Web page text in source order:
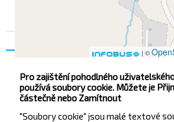
| ©
Каспляны
Каспляны-2
Podrobnosti na
Pro zajištění pohodlného
používá soubory cookie. Můžete je
částečně nebo Zamítnout
"Soubory cookie" jsou malé textové